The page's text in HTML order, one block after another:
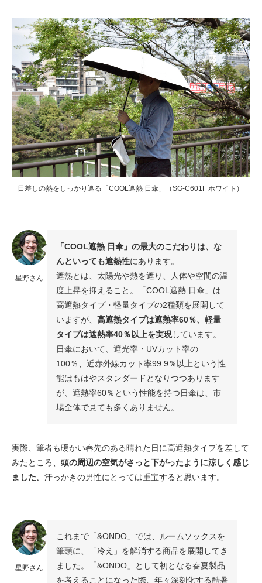
日差しの熱をしっかり遮る「COOL遮熱 日傘」（SG-C601F ホワイト）
星野さん
「COOL遮熱 日傘」の最大のこだわりは、な
んといっても遮熱性にあります。
遮熱とは、太陽光や熱を遮り、人体や空間の温
度上昇を抑えること。「COOL遮熱 日傘」は
高遮熱タイプ・軽量タイプの2種類を展開して
いますが、 高遮熱タイプは遮熱率60％、軽量
タイプは遮熱率40％以上を実現しています。
日傘において、遮光率・UVカット率の
100％、近赤外線カット率99.9％以上という性
能はもはやスタンダードとなりつつあります
が、遮熱率60％という性能を持つ日傘は、市
場全体で見ても多くありません。
実際、筆者も暖かい春先のある晴れた日に高遮熱タイプを差して
みたところ、 頭の周辺の空気がさっと下がったように涼しく感じ
ました。 汗っかきの男性にとっては重宝すると思います。
星野さん
これまで「&ONDO」では、ルームソックスを
筆頭に、「冷え」を解消する商品を展開してき
ました。「&ONDO」として初となる春夏製品
を考えることになった際、年々深刻化する酷暑